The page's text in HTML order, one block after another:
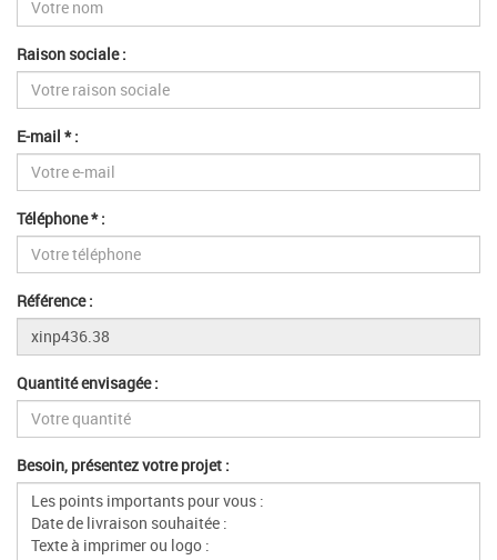
Raison sociale :
E-mail * :
Téléphone * :
Référence :
Quantité envisagée :
Besoin, présentez votre projet :